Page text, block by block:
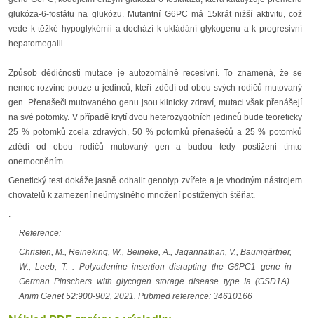
glukóza-6-fosfátu na glukózu. Mutantní G6PC má 15krát nižší aktivitu, což
vede k těžké hypoglykémii a dochází k ukládání glykogenu a k progresivní
hepatomegalii.
Způsob dědičnosti mutace je autozomálně recesivní. To znamená, že se
nemoc rozvine pouze u jedinců, kteří zdědí od obou svých rodičů mutovaný
gen. Přenašeči mutovaného genu jsou klinicky zdraví, mutaci však přenášejí
na své potomky. V případě krytí dvou heterozygotních jedinců bude teoreticky
25 % potomků zcela zdravých, 50 % potomků přenašečů a 25 % potomků
zdědí od obou rodičů mutovaný gen a budou tedy postiženi tímto
onemocněním.
Genetický test dokáže jasně odhalit genotyp zvířete a je vhodným nástrojem
chovatelů k zamezení neúmyslného množení postižených štěňat.
.
Reference:
Christen, M., Reineking, W., Beineke, A., Jagannathan, V., Baumgärtner,
W., Leeb, T. : Polyadenine insertion disrupting the G6PC1 gene in
German Pinschers with glycogen storage disease type Ia (GSD1A).
Anim Genet 52:900-902, 2021. Pubmed reference: 34610166